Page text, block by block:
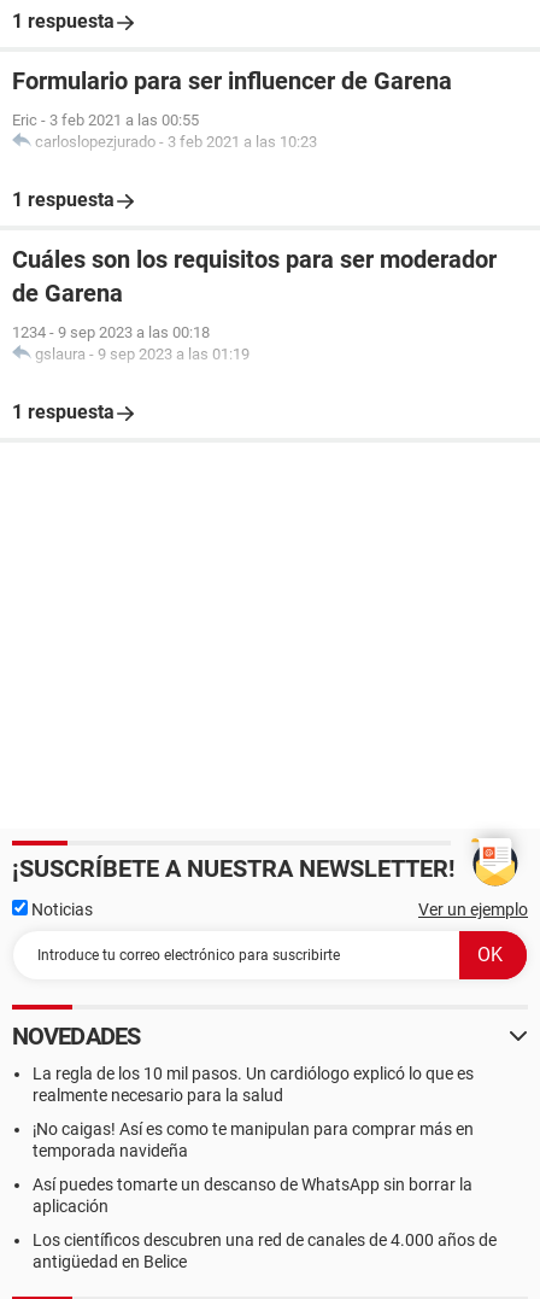
1 respuesta
Formulario para ser influencer de Garena
Eric - 3 feb 2021 a las 00:55
carloslopezjurado - 3 feb 2021 a las 10:23
1 respuesta
Cuáles son los requisitos para ser moderador
de Garena
1234 - 9 sep 2023 a las 00:18
gslaura - 9 sep 2023 a las 01:19
1 respuesta
¡SUSCRÍBETE A NUESTRA NEWSLETTER!
Noticias Ver un ejemplo
NOVEDADES
La regla de los 10 mil pasos. Un cardiólogo explicó lo que es
realmente necesario para la salud
¡No caigas! Así es como te manipulan para comprar más en
temporada navideña
Así puedes tomarte un descanso de WhatsApp sin borrar la
aplicación
Los científicos descubren una red de canales de 4.000 años de
antigüedad en Belice